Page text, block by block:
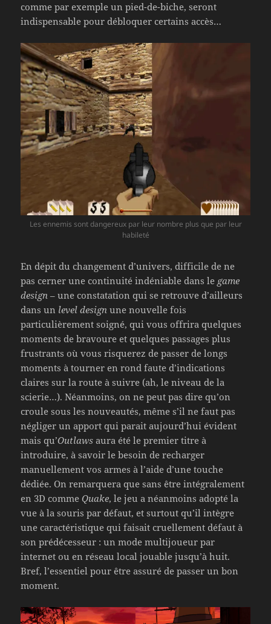
comme par exemple un pied-de-biche, seront
indispensable pour débloquer certains accès…
Les ennemis sont dangereux par leur nombre plus que par leur
habileté
En dépit du changement d’univers, difficile de ne
pas cerner une continuité indéniable dans le game
design – une constatation qui se retrouve d’ailleurs
dans un level design une nouvelle fois
particulièrement soigné, qui vous offrira quelques
moments de bravoure et quelques passages plus
frustrants où vous risquerez de passer de longs
moments à tourner en rond faute d’indications
claires sur la route à suivre (ah, le niveau de la
scierie…). Néanmoins, on ne peut pas dire qu’on
croule sous les nouveautés, même s’il ne faut pas
négliger un apport qui parait aujourd’hui évident
mais qu’Outlaws aura été le premier titre à
introduire, à savoir le besoin de recharger
manuellement vos armes à l’aide d’une touche
dédiée. On remarquera que sans être intégralement
en 3D commeQuake, le jeu a néanmoins adopté la
vue à la souris par défaut, et surtout qu’il intègre
une caractéristique qui faisait cruellement défaut à
son prédécesseur : un mode multijoueur par
internet ou en réseau local jouable jusqu’à huit.
Bref, l’essentiel pour être assuré de passer un bon
moment.